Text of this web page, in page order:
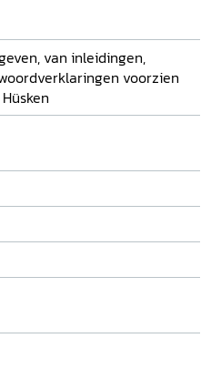
afzonderlijke
woordverklaringen
eeuwse lezer in staat het
gestorven in 1566, zelf
van inleidingen,
voorzien